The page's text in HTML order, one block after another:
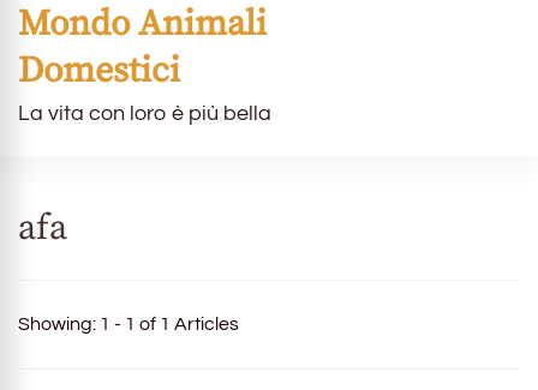
Mondo Animali
Domestici
La vita con loro è più bella
afa
Showing: 1 - 1 of 1 Articles